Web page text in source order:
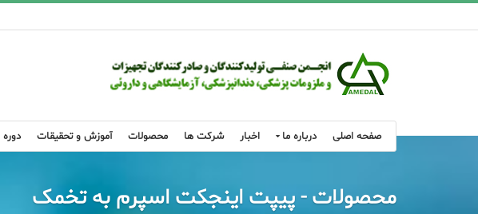
صفحه اصلی درباره ما اخبار شرکت ها محصولات آموزش و تحقیقات
محصولات - پیپت اینجکت اسپرم به تخمک